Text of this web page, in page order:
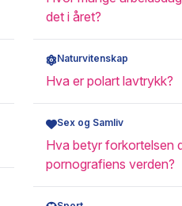
det i året?
Naturvitenskap
Hva er polart lavtrykk?
Sex og Samliv
Hva betyr forkortelsen
pornografiens verden?